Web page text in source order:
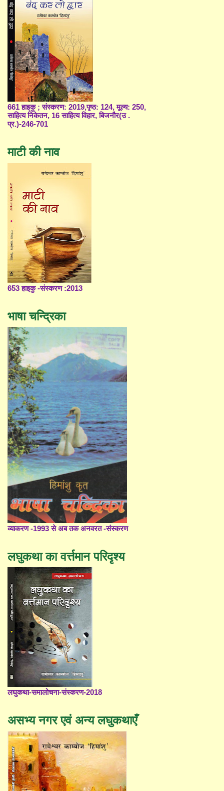
661 हाइकु ; संस्करण: 2019,पृष्ठ: 124, मूल्य: 250,
साहित्य निकेतन, 16 साहित्य विहार, बिजनौर(उ .
प्र.)-246-701
माटी की नाव
653 हाइकु -संस्करण :2013
भाषा चन्द्रिका
व्याकरण -1993 से अब तक अनवरत -संस्करण
लघुकथा का वर्त्तमान परिदृश्य
लघुकथा-समालोचना-संस्करण-2018
असभ्य नगर एवं अन्य लघुकथाएँ